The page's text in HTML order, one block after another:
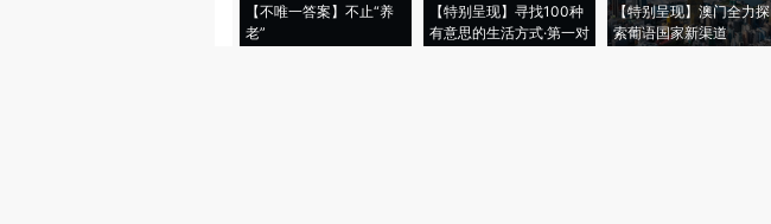
【不唯一答案】不止“养
老”
【特别呈现】寻找100种
有意思的生活方式·第一对
【特别呈现】澳门全力探
索葡语国家新渠道